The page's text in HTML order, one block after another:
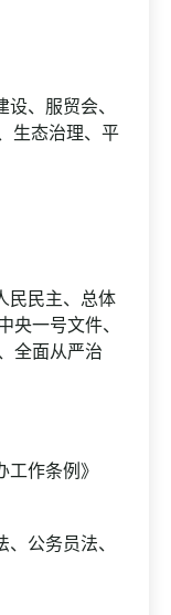
、服贸会、
生态治理、平
民主、总体
一号文件、
全面从严治
作条例》
公务员法、